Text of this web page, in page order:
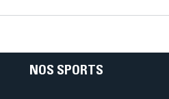
de
termine
NOS SPORTS